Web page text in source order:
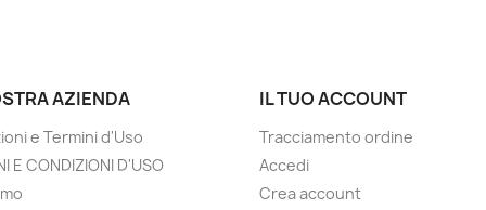
AZIENDA
e Termini d'Uso
E CONDIZIONI D'USO
IL TUO ACCOUNT
Tracciamento ordine
Accedi
Crea account